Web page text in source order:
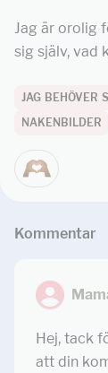
Jag är orolig
sig själv, vad
JAG BEHÖVER
NAKENBILDER
Kommentar
Hej, tack
att din